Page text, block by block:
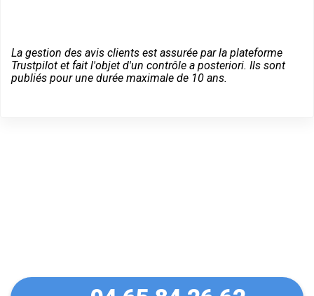
La gestion des avis clients est assurée par la plateforme
Trustpilot et fait l'objet d'un contrôle a posteriori. Ils sont
publiés pour une durée maximale de 10 ans.